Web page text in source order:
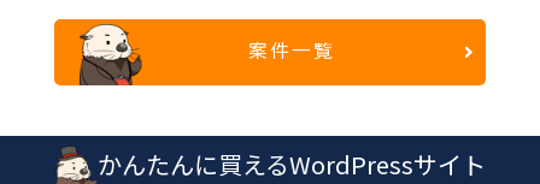
案件一覧
かんたんに買えるWordPressサイト